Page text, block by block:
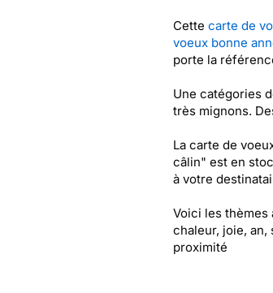
Cette carte de
voeux bonne
porte la
Une catégories
très mignons.
La carte de
câlin" est en
à votre
Voici les thèmes
chaleur, joie, an,
proximité